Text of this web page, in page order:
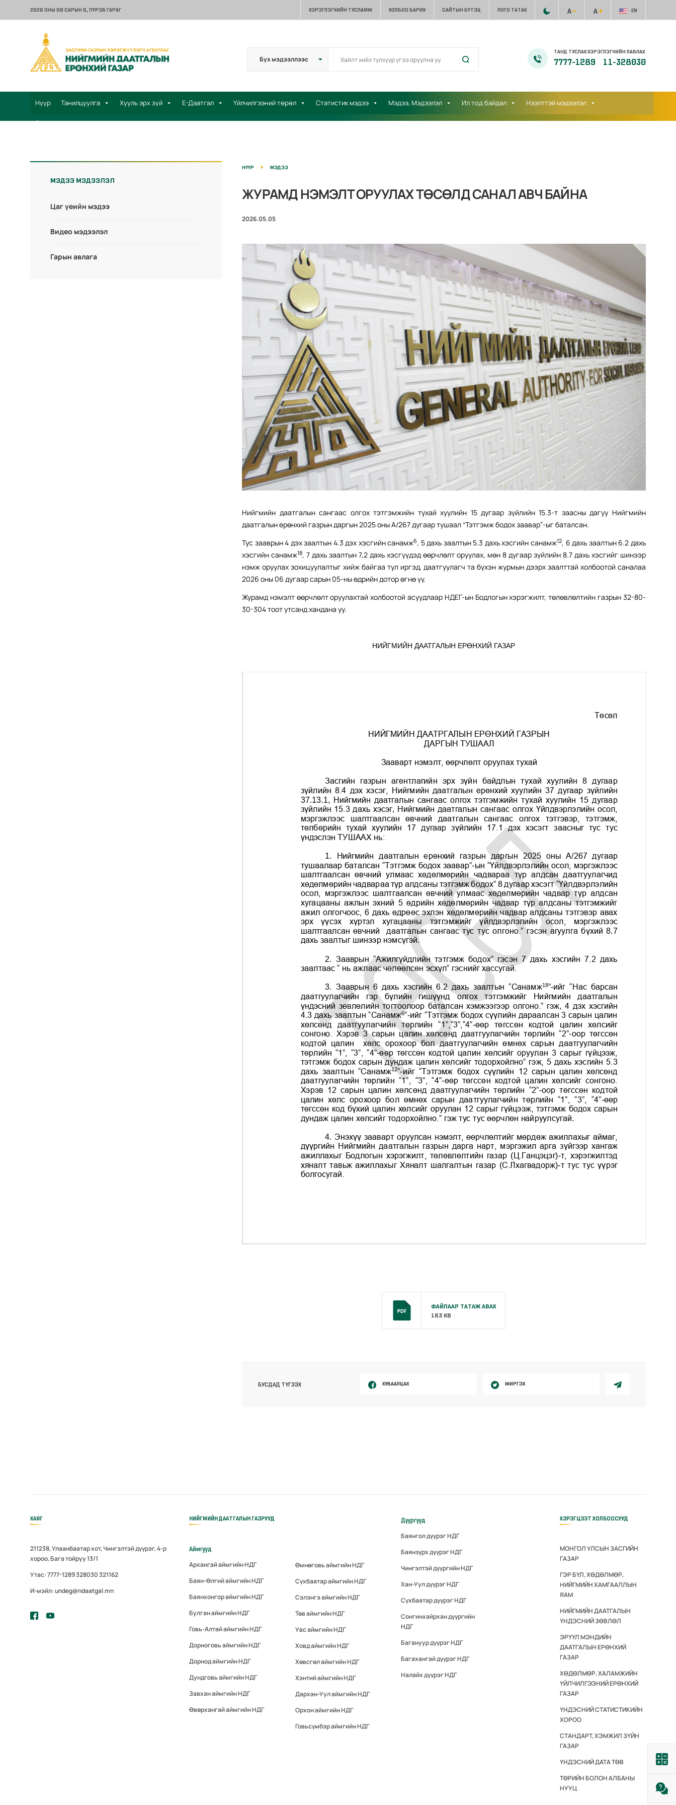
2026 ОНЫ 08 САРЫН 6, ПҮРЭВ ГАРАГ ХЭРЭГЛЭГЧИЙН ТУСЛАМЖ ХОЛБОО БАРИХ САЙТЫН БҮТЭЦ ЛОГО ТАТАХ EN
ТАНД ТУСЛАХ ХЭРЭГЛЭГЧИЙН ЛАВЛАХ
7777-1289 11-328030
Нүүр Танилцуулга Хууль эрх зүй Е-Даатгал Үйлчилгээний төрөл Статистик мэдээ Мэдээ, Мэдээлэл Ил тод байдал Нээлттэй мэдээлэл
Санал хүсэлт
МЭДЭЭ МЭДЭЭЛЭЛ
Цаг үеийн мэдээ
Видео мэдээлэл
Гарын авлага
НҮҮР МЭДЭЭ
ЖУРАМД НЭМЭЛТ ОРУУЛАХ ТӨСӨЛД САНАЛ АВЧ БАЙНА
2026.05.05
Нийгмийн даатгалын сангаас олгох тэтгэмжийн тухай хуулийн 15 дугаар зүйлийн 15.3-т заасны дагуу Нийгмийн
даатгалын ерөнхий газрын даргын 2025 оны А/267 дугаар тушаал “Тэтгэмж бодох заавар”-ыг баталсан.
Тус зааврын 4 дэх заалтын 4.3 дэх хэсгийн санамж6, 5 дахь заалтын 5.3 дахь хэсгийн санамж12, 6 дахь заалтын 6.2 дахь
хэсгийн санамж18, 7 дахь заалтын 7,2 дахь хэсгүүдэд өөрчлөлт оруулах, мөн 8 дугаар зүйлийн 8.7 дахь хэсгийг шинээр
нэмж оруулах зохицуулалтыг хийж байгаа тул иргэд, даатгуулагч та бүхэн журмын дээрх заалттай холбоотой саналаа
2026 оны 06 дугаар сарын 05-ны өдрийн дотор өгнө үү.
Журамд нэмэлт өөрчлөлт оруулахтай холбоотой асуудлаар НДЕГ-ын Бодлогын хэрэгжилт, төлөвлөлтийн газрын 32-80-
30-304 тоот утсанд хандана уу.
НИЙГМИЙН ДААТГАЛЫН ЕРӨНХИЙ ГАЗАР
ФАЙЛААР ТАТАЖ АВАХ
163 KB
БУСДАД ТҮГЭЭХ ХУВААЛЦАХ ЖИРГЭХ
ХАЯГ
211238, Улаанбаатар хот, Чингэлтэй дүүрэг, 4-р
хороо, Бага тойруу 13/1
Утас: 7777-1289 328030 321162
И-мэйл: undeg@ndaatgal.mn
НИЙГМИЙН ДААТГАЛЫН ГАЗРУУД
Аймгууд
Архангай аймгийн НДГ
Баян-Өлгий аймгийн НДГ
Баянхонгор аймгийн НДГ
Булган аймгийн НДГ
Говь-Алтай аймгийн НДГ
Дорноговь аймгийн НДГ
Дорнод аймгийн НДГ
Дундговь аймгийн НДГ
Завхан аймгийн НДГ
Өвөрхангай аймгийн НДГ
Өмнөговь аймгийн НДГ
Сүхбаатар аймгийн НДГ
Сэлэнгэ аймгийн НДГ
Төв аймгийн НДГ
Увс аймгийн НДГ
Ховд аймгийн НДГ
Хөвсгөл аймгийн НДГ
Хэнтий аймгийн НДГ
Дархан-Уул аймгийн НДГ
Орхон аймгийн НДГ
Говьсүмбэр аймгийн НДГ
Дүүргүүд
Баянгол дүүрэг НДГ
Баянзүрх дүүрэг НДГ
Чингэлтэй дүүргийн НДГ
Хан-Уул дүүрэг НДГ
Сүхбаатар дүүрэг НДГ
Сонгинхайрхан дүүргийн
НДГ
Багануур дүүрэг НДГ
Багахангай дүүрэг НДГ
Налайх дүүрэг НДГ
ХЭРЭГЦЭЭТ ХОЛБООСУУД
МОНГОЛ УЛСЫН ЗАСГИЙН
ГАЗАР
ГЭР БҮЛ, ХӨДӨЛМӨР,
НИЙГМИЙН ХАМГААЛЛЫН
ЯАМ
НИЙГМИЙН ДААТГАЛЫН
ҮНДЭСНИЙ ЗӨВЛӨЛ
ЭРҮҮЛ МЭНДИЙН
ДААТГАЛЫН ЕРӨНХИЙ
ГАЗАР
ХӨДӨЛМӨР, ХАЛАМЖИЙН
ҮЙЛЧИЛГЭЭНИЙ ЕРӨНХИЙ
ГАЗАР
ҮНДЭСНИЙ СТАТИСТИКИЙН
ХОРОО
СТАНДАРТ, ХЭМЖИЛ ЗҮЙН
ГАЗАР
ҮНДЭСНИЙ ДАТА ТӨВ
ТӨРИЙН БОЛОН АЛБАНЫ
НУУЦ